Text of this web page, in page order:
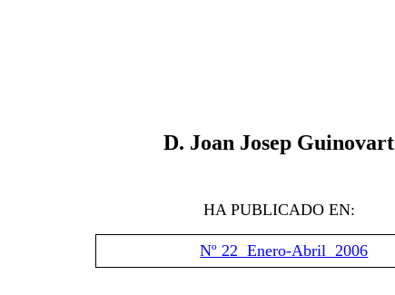
D. Joan Josep Guinovart
HA PUBLICADO EN:
Nº 22 Enero-Abril 2006